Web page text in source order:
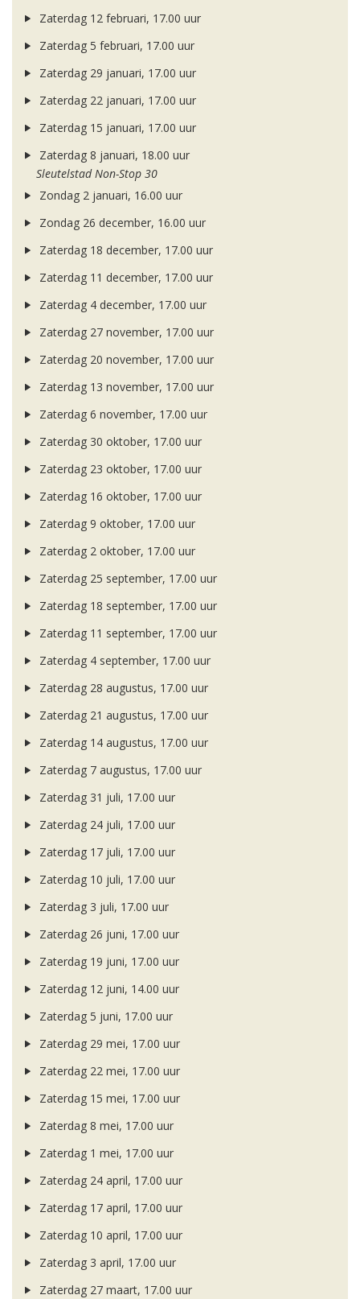
Zaterdag 12 februari, 17.00 uur
Zaterdag 5 februari, 17.00 uur
Zaterdag 29 januari, 17.00 uur
Zaterdag 22 januari, 17.00 uur
Zaterdag 15 januari, 17.00 uur
Zaterdag 8 januari, 18.00 uur
Sleutelstad Non-Stop 30
Zondag 2 januari, 16.00 uur
Zondag 26 december, 16.00 uur
Zaterdag 18 december, 17.00 uur
Zaterdag 11 december, 17.00 uur
Zaterdag 4 december, 17.00 uur
Zaterdag 27 november, 17.00 uur
Zaterdag 20 november, 17.00 uur
Zaterdag 13 november, 17.00 uur
Zaterdag 6 november, 17.00 uur
Zaterdag 30 oktober, 17.00 uur
Zaterdag 23 oktober, 17.00 uur
Zaterdag 16 oktober, 17.00 uur
Zaterdag 9 oktober, 17.00 uur
Zaterdag 2 oktober, 17.00 uur
Zaterdag 25 september, 17.00 uur
Zaterdag 18 september, 17.00 uur
Zaterdag 11 september, 17.00 uur
Zaterdag 4 september, 17.00 uur
Zaterdag 28 augustus, 17.00 uur
Zaterdag 21 augustus, 17.00 uur
Zaterdag 14 augustus, 17.00 uur
Zaterdag 7 augustus, 17.00 uur
Zaterdag 31 juli, 17.00 uur
Zaterdag 24 juli, 17.00 uur
Zaterdag 17 juli, 17.00 uur
Zaterdag 10 juli, 17.00 uur
Zaterdag 3 juli, 17.00 uur
Zaterdag 26 juni, 17.00 uur
Zaterdag 19 juni, 17.00 uur
Zaterdag 12 juni, 14.00 uur
Zaterdag 5 juni, 17.00 uur
Zaterdag 29 mei, 17.00 uur
Zaterdag 22 mei, 17.00 uur
Zaterdag 15 mei, 17.00 uur
Zaterdag 8 mei, 17.00 uur
Zaterdag 1 mei, 17.00 uur
Zaterdag 24 april, 17.00 uur
Zaterdag 17 april, 17.00 uur
Zaterdag 10 april, 17.00 uur
Zaterdag 3 april, 17.00 uur
Zaterdag 27 maart, 17.00 uur